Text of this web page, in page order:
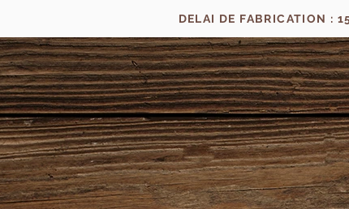
DELAI DE FABRICATION :